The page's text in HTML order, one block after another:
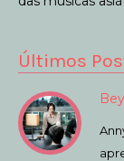
Últimos